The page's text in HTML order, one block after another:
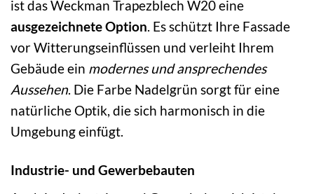
ist das Weckman Trapezblech W20 eine
ausgezeichnete Option. Es schützt Ihre Fassade
vor Witterungseinflüssen und verleiht Ihrem
Gebäude ein modernes und ansprechendes
Aussehen. Die Farbe Nadelgrün sorgt für eine
natürliche Optik, die sich harmonisch in die
Umgebung einfügt.
Industrie- und Gewerbebauten